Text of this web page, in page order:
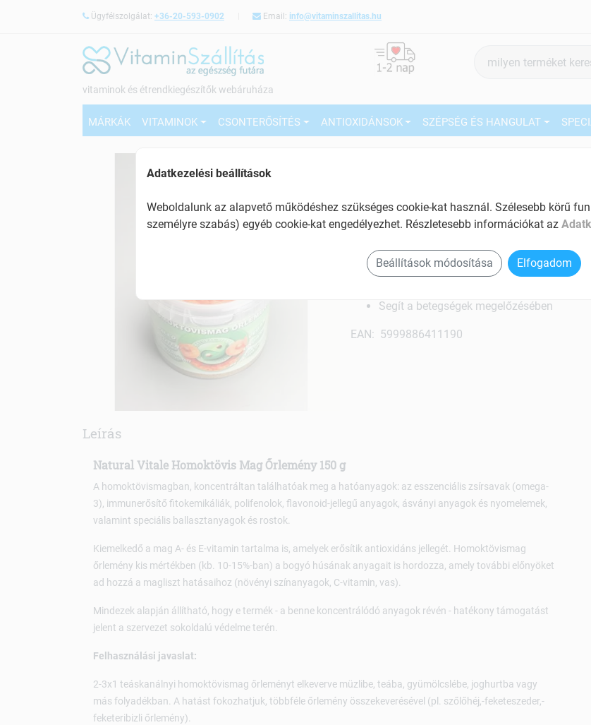
Ügyfélszolgálat: +36-20-593-0902 Email: info@vitaminszallitas.hu
vitaminok és étrendkiegészítők webáruháza
keresés
MÁRKÁK VITAMINOK CSONTERŐSÍTÉS ANTIOXIDÁNSOK SZÉPSÉG ÉS HANGULAT
Omega-3 tartalmú étrend kiegészítő
Segít a betegségek megelőzésében
EAN: 5999886411190
Leírás
Natural Vitale Homoktövis Mag Őrlemény 150 g
A homoktövismagban, koncentráltan találhatóak meg a hatóanyagok: az esszenciális zsírsavak (omega-
3), immunerősítő fitokemikáliák, polifenolok, flavonoid-jellegű anyagok, ásványi anyagok és nyomelemek,
valamint speciális ballasztanyagok és rostok.
Kiemelkedő a mag A- és E-vitamin tartalma is, amelyek erősítik antioxidáns jellegét. Homoktövismag
őrlemény kis mértékben (kb. 10-15%-ban) a bogyó húsának anyagait is hordozza, amely további előnyöket
ad hozzá a magliszt hatásaihoz (növényi színanyagok, C-vitamin, vas).
Mindezek alapján állítható, hogy e termék - a benne koncentrálódó anyagok révén - hatékony támogatást
jelent a szervezet sokoldalú védelme terén.
Felhasználási javaslat:
2-3x1 teáskanálnyi homoktövismag őrleményt elkeverve müzlibe, teába, gyümölcslébe, joghurtba vagy
más folyadékban. A hatást fokozhatjuk, többféle őrlemény összekeverésével (pl. szőlőhéj,-feketeszeder,-
feketeribizli őrlemény).
Adatkezelési beállítások
Weboldalunk az alapvető működéshez szükséges cookie-kat használ. Szélesebb körű
személyre szabás) egyéb cookie-kat engedélyezhet. Részletesebb információkat az
Beállítások módosítása Elfogadom